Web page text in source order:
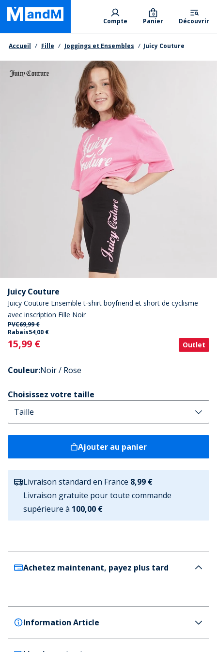
Skip
main
content
Primary departments
Compte Panier
0
Découvrir
Fil d'Ariane
Accueil Fille Joggings et Ensembles Juicy Couture
Juicy Couture
Juicy Couture Ensemble t-shirt boyfriend et short de cyclisme
avec inscription Fille Noir
PVC69,99 €
Rabais54,00 €
Current
15,99 € Outlet
Couleur:Noir / Rose
Choisissez votre taille
Ajouter au panier
Livraison standard en France 8,99 €
Livraison gratuite pour toute commande
supérieure à 100,00 €
Achetez maintenant, payez plus tard
Information Article